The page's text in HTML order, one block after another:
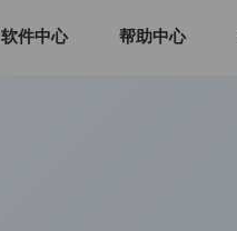
软件中心 帮助中心